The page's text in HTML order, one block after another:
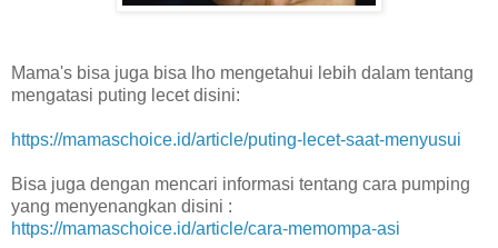
Mama's bisa juga bisa lho mengetahui lebih dalam tentang
mengatasi puting lecet disini:
https://mamaschoice.id/article/puting-lecet-saat-menyusui
Bisa juga dengan mencari informasi tentang cara pumping
yang menyenangkan disini :
https://mamaschoice.id/article/cara-memompa-asi